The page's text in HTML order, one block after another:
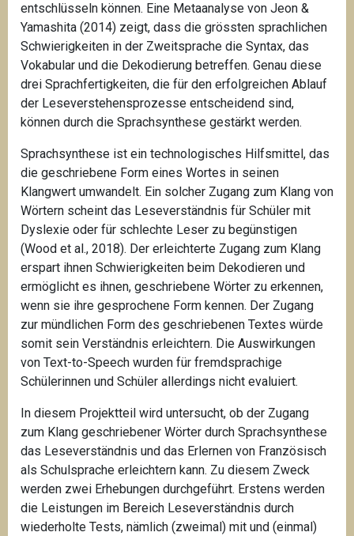
entschlüsseln können. Eine Metaanalyse von Jeon &
Yamashita (2014) zeigt, dass die grössten sprachlichen
Schwierigkeiten in der Zweitsprache die Syntax, das
Vokabular und die Dekodierung betreffen. Genau diese
drei Sprachfertigkeiten, die für den erfolgreichen Ablauf
der Leseverstehensprozesse entscheidend sind,
können durch die Sprachsynthese gestärkt werden.
Sprachsynthese ist ein technologisches Hilfsmittel, das
die geschriebene Form eines Wortes in seinen
Klangwert umwandelt. Ein solcher Zugang zum Klang von
Wörtern scheint das Leseverständnis für Schüler mit
Dyslexie oder für schlechte Leser zu begünstigen
(Wood et al., 2018). Der erleichterte Zugang zum Klang
erspart ihnen Schwierigkeiten beim Dekodieren und
ermöglicht es ihnen, geschriebene Wörter zu erkennen,
wenn sie ihre gesprochene Form kennen. Der Zugang
zur mündlichen Form des geschriebenen Textes würde
somit sein Verständnis erleichtern. Die Auswirkungen
von Text-to-Speech wurden für fremdsprachige
Schülerinnen und Schüler allerdings nicht evaluiert.
In diesem Projektteil wird untersucht, ob der Zugang
zum Klang geschriebener Wörter durch Sprachsynthese
das Leseverständnis und das Erlernen von Französisch
als Schulsprache erleichtern kann. Zu diesem Zweck
werden zwei Erhebungen durchgeführt. Erstens werden
die Leistungen im Bereich Leseverständnis durch
wiederholte Tests, nämlich (zweimal) mit und (einmal)